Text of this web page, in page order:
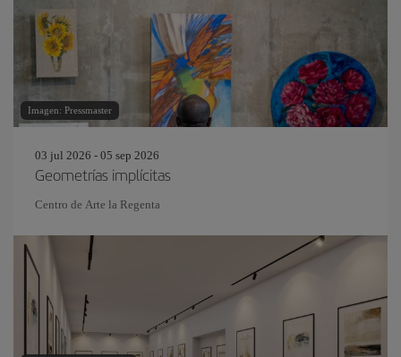
Imagen: Pressmaster
03 jul 2026 - 05 sep 2026
Geometrías implícitas
Centro de Arte la Regenta